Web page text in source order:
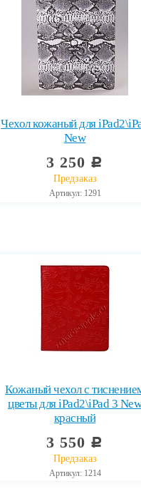
Чехол кожаный для
New
3 250 c
Предзаказ
Артикул: 1291
Кожаный чехол с
цветы для iPad2\iPad 3 New
красный
3 550 c
Предзаказ
Артикул: 1214